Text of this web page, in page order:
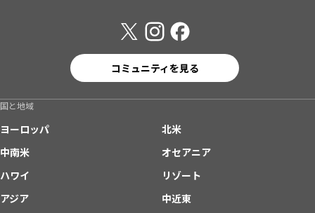
コミュニティを見る
国と地域
ヨーロッパ
北米
中南米
オセアニア
ハワイ
リゾート
アジア
中近東